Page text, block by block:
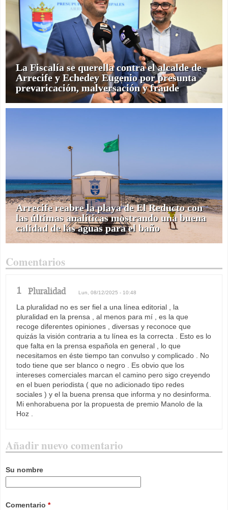
La Fiscalía se querella contra el alcalde de
Arrecife y Echedey Eugenio por presunta
prevaricación, malversación y fraude
Arrecife reabre la playa de El Reducto con
las últimas analíticas mostrando una buena
calidad de las aguas para el baño
Comentarios
1 Pluralidad Lun, 08/12/2025 - 10:48
La pluralidad no es ser fiel a una línea editorial , la
pluralidad en la prensa , al menos para mí , es la que
recoge diferentes opiniones , diversas y reconoce que
quizás la visión contraria a tu línea es la correcta . Esto es lo
que falta en la prensa española en general , lo que
necesitamos en éste tiempo tan convulso y complicado . No
todo tiene que ser blanco o negro . Es obvio que los
intereses comerciales marcan el camino pero sigo creyendo
en el buen periodista ( que no adicionado tipo redes
sociales ) y el la buena prensa que informa y no desinforma.
Mi enhorabuena por la propuesta de premio Manolo de la
Hoz .
Añadir nuevo comentario
Su nombre
Comentario *